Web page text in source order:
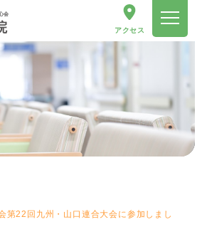
会
アクセス
第22回九州・山口連合大会に参加しまし